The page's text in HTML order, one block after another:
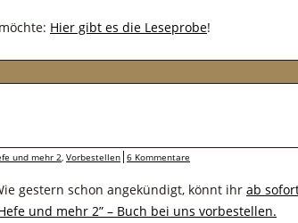
Hier gibt es die Leseprobe!
und mehr 2, Vorbestellen 6 Kommentare
gestern schon angekündigt, könnt ihr ab
und mehr 2” – Buch bei uns vorbestellen.